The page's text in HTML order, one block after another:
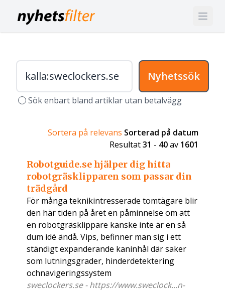
Nyhetssök
Sök enbart bland artiklar utan betalvägg
Sortera på relevans Sorterad på datum
Resultat31 - 40av 1601
Robotguide.se hjälper dig hitta
robotgräsklipparen som passar din
trädgård
För många teknikintresserade tomtägare blir
den här tiden på året en påminnelse om att
en robotgräsklippare kanske inte är en så
dum idé ändå. Vips, befinner man sig i ett
ständigt expanderande kaninhål där saker
som lutningsgrader, hinderdetektering
ochnavigeringssystem
sweclockers.se - https://www.sweclock...n-